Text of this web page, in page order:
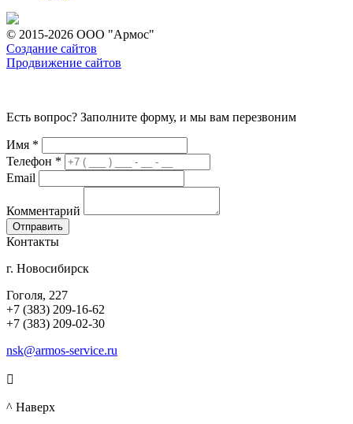
© 2015-2026 ООО "Армос"
Создание сайтов
Продвижение сайтов
Есть вопрос? Заполните форму, и мы вам перезвоним
Имя *
Телефон *
Email
Комментарий
Контакты
г. Новосибирск
Гоголя, 227
+7 (383) 209-16-62
+7 (383) 209-02-30
nsk@armos-service.ru

^ Наверх